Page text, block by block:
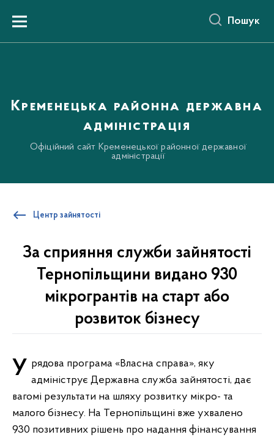
вмістуMenu Пошук
Кременецька районна державна
адміністрація
Офіційний сайт Кременецької районної державної
адміністрації
Центр зайнятості
За сприяння служби зайнятості
Тернопільщини видано 930
мікрогрантів на старт або
розвиток бізнесу
Урядова програма «Власна справа», яку адмініструє Державна служба зайнятості, дає
вагомі результати на шляху розвитку мікро- та
малого бізнесу. На Тернопільщині вже ухвалено
930 позитивних рішень про надання фінансування